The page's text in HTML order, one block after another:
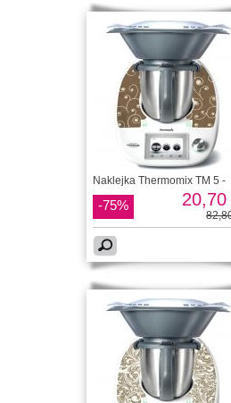
Naklejka Thermomix TM 5 -
-75% 20,70